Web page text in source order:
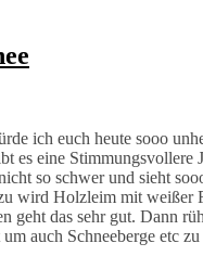
ich euch heute sooo
es eine Stimmungsvollere
so schwer und sieht
wird Holzleim mit weißer
geht das sehr gut. Dann
auch Schneeberge etc